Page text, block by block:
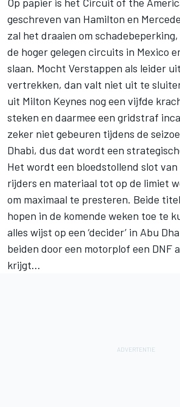
geschreven van Hamilton en
zal het draaien om
de hoger gelegen circuits in Mexico
slaan. Mocht Verstappen als leider
vertrekken, dan valt niet uit te
uit Milton Keynes nog een vijfde
steken en daarmee een gridstraf
zeker niet gebeuren tijdens de
Dhabi, dus dat wordt een
Het wordt een bloedstollend slot
rijders en materiaal tot op de limiet
om maximaal te presteren. Beide
hopen in de komende weken toe te
alles wijst op een ‘decider’ in Abu
beiden door een motorplof een DNF
krijgt…